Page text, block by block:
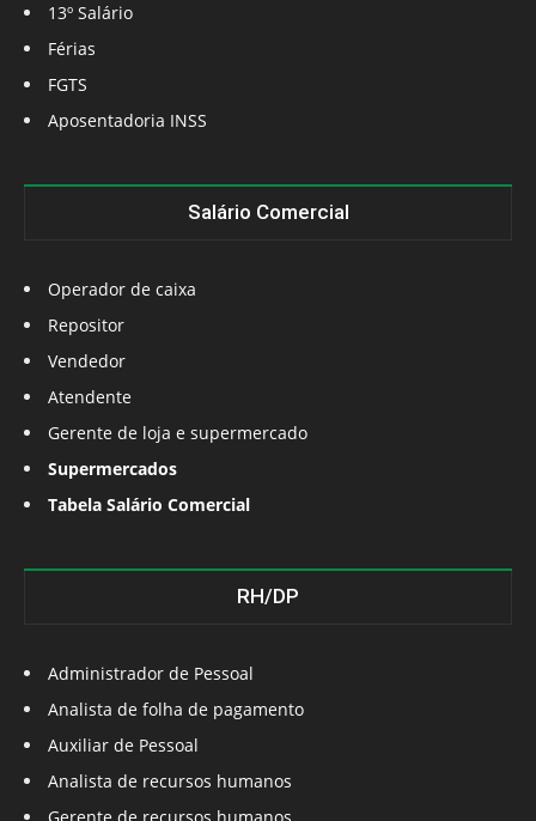
13º Salário
Férias
FGTS
Aposentadoria INSS
Salário Comercial
Operador de caixa
Repositor
Vendedor
Atendente
Gerente de loja e supermercado
Supermercados
Tabela Salário Comercial
RH/DP
Administrador de Pessoal
Analista de folha de pagamento
Auxiliar de Pessoal
Analista de recursos humanos